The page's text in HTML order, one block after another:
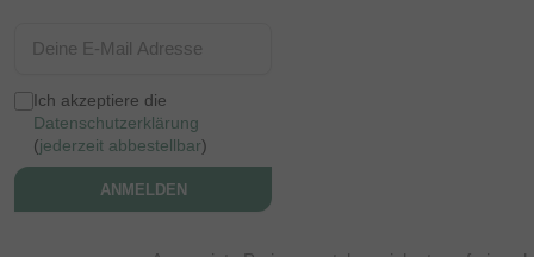
Ich akzeptiere die
Datenschutzerklärung
(jederzeit abbestellbar)
ANMELDEN